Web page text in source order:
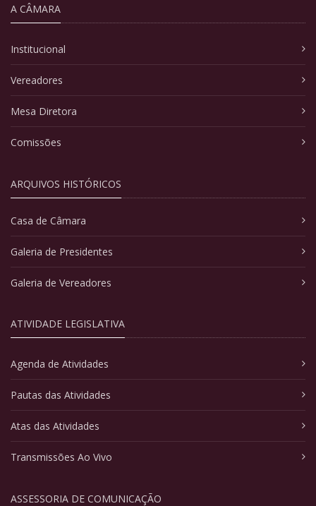
A CÂMARA
Institucional
Vereadores
Mesa Diretora
Comissões
ARQUIVOS HISTÓRICOS
Casa de Câmara
Galeria de Presidentes
Galeria de Vereadores
ATIVIDADE LEGISLATIVA
Agenda de Atividades
Pautas das Atividades
Atas das Atividades
Transmissões Ao Vivo
ASSESSORIA DE COMUNICAÇÃO